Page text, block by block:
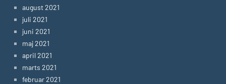
august 2021
juli 2021
juni 2021
maj 2021
april 2021
marts 2021
februar 2021